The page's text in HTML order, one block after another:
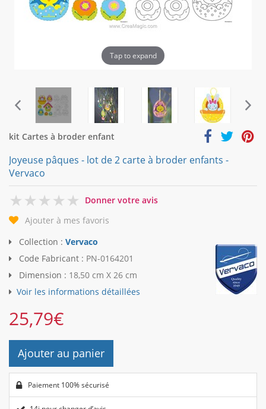
Tap to expand
kit Cartes à broder enfant
Joyeuse pâques - lot de 2 carte à broder enfants -
Vervaco
0
Donner votre avis
Ajouter à mes favoris
Collection : Vervaco
Code Fabricant : PN-0164201
Dimension : 18,50 cm X 26 cm
Voir les informations détaillées
25,79€
Ajouter au panier
Paiement 100% sécurisé